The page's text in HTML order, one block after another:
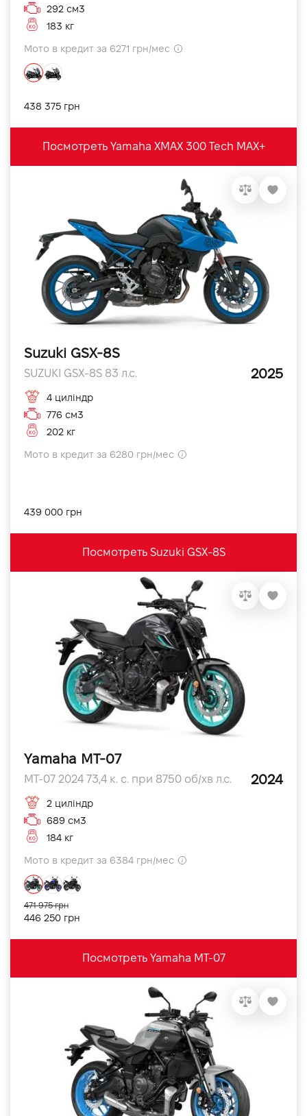
292 см3
183 кг
Мото в кредит за 6271 грн/мес
438 375 грн
Посмотреть Yamaha XMAX 300 Tech MAX+
Suzuki GSX-8S
SUZUKI GSX-8S 83 л.с. 2025
4 циліндр
776 см3
202 кг
Мото в кредит за 6280 грн/мес
439 000 грн
Посмотреть Suzuki GSX-8S
Yamaha MT-07
MT-07 2024 73,4 к. с. при 8750 об/хв л.с. 2024
2 циліндр
689 см3
184 кг
Мото в кредит за 6384 грн/мес
446 250 грн
471 975 грн
Посмотреть Yamaha MT-07